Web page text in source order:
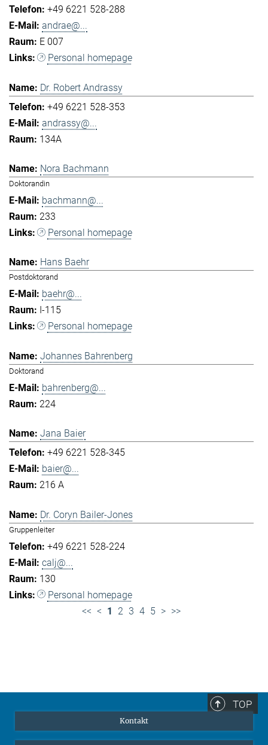
+49 6221 528-288
andrae@...
E 007
Personal homepage
Dr. Robert Andrassy
+49 6221 528-353
andrassy@...
134A
Nora Bachmann
Doktorandin
bachmann@...
233
Personal homepage
Hans Baehr
Postdoktorand
baehr@...
I-115
Personal homepage
Johannes Bahrenberg
Doktorand
bahrenberg@...
224
Jana Baier
+49 6221 528-345
baier@...
216 A
Dr. Coryn Bailer-Jones
Gruppenleiter
+49 6221 528-224
calj@...
130
Personal homepage
<< < 1 2 3 4 5 > >>
TOP
Kontakt